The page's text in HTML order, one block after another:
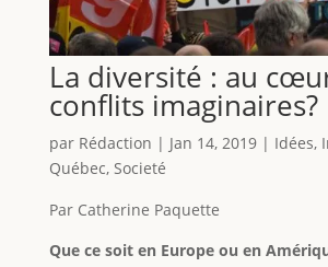
La diversité : au
conflits imaginaires?
par Rédaction | Jan 14, 2019| Idées,
Québec, Societé
Par Catherine Paquette
Que ce soit en Europe ou en